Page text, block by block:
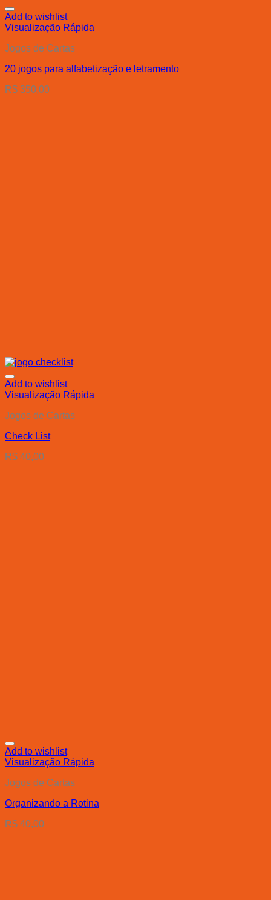
Add to wishlist
Visualização Rápida
Jogos de Cartas
20 jogos para alfabetização e letramento
R$ 350,00
Add to wishlist
Visualização Rápida
Jogos de Cartas
Check List
R$ 40,00
Add to wishlist
Visualização Rápida
Jogos de Cartas
Organizando a Rotina
R$ 40,00